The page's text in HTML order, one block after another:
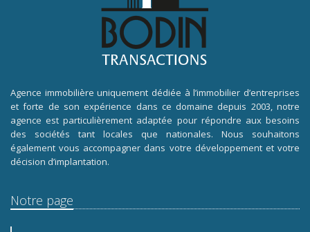
Agence immobilière uniquement dédiée à l’immobilier d’entreprises
et forte de son expérience dans ce domaine depuis 2003, notre
agence est particulièrement adaptée pour répondre aux besoins
des sociétés tant locales que nationales. Nous souhaitons
également vous accompagner dans votre développement et votre
décision d’implantation.
Notre page